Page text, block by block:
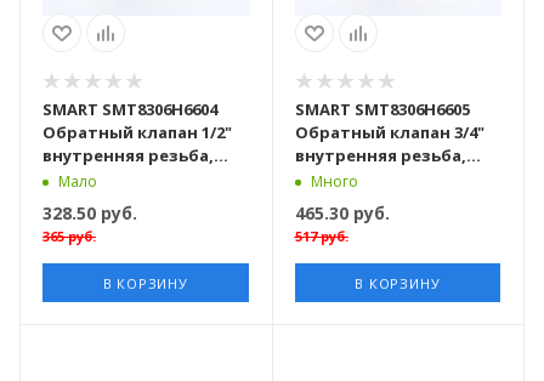
SMART SMT8306Н6604
Обратный клапан 1/2"
внутренняя резьба,
латунь
Мало
328.50 руб.
365руб.
В КОРЗИНУ
SMART SMT8306Н6605
Обратный клапан 3/4"
внутренняя резьба,
латунь
Много
465.30руб.
517руб.
В КОРЗИНУ